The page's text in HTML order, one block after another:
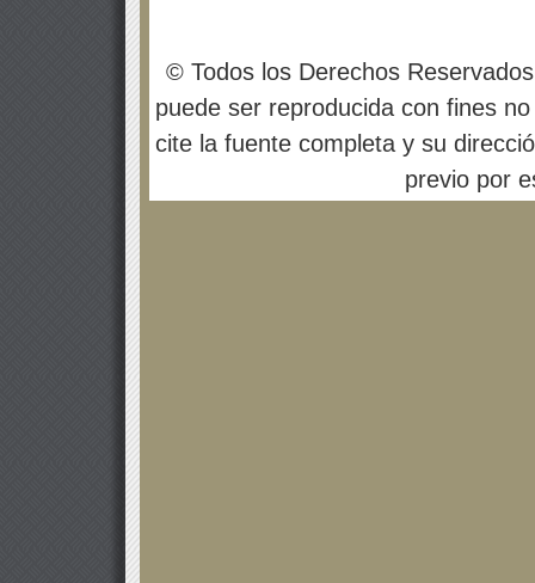
© Todos los Derechos
puede ser reproducida con fines
cite la fuente completa y su
previo por